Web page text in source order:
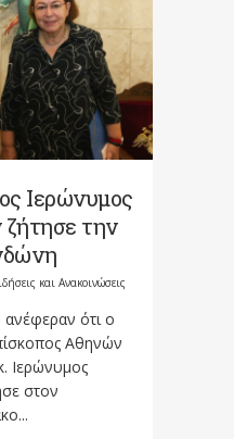
Ιερώνυμος
την
και Ανακοινώσεις
ότι ο
Αθηνών
Ιερώνυμος
στον